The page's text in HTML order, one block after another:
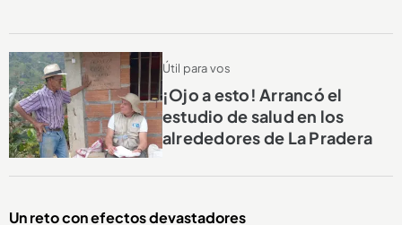
Útil para vos
¡Ojo a esto! Arrancó el
estudio de salud en los
alrededores de La Pradera
Un reto con efectos devastadores